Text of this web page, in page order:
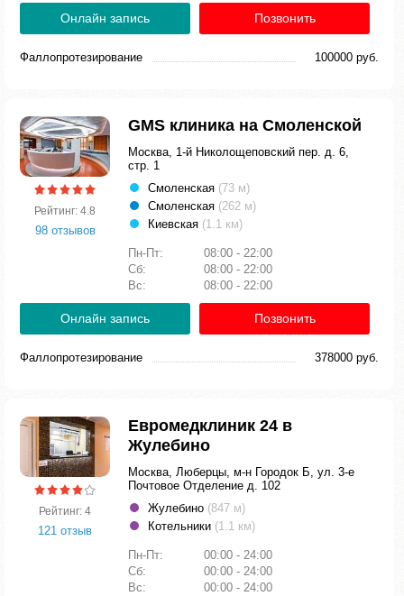
Онлайн запись Позвонить
Фаллопротезирование 100000 руб.
Рейтинг: 4.8
98 отзывов
GMS клиника на Смоленской
Москва, 1-й Николощеповский пер. д. 6,
стр. 1
Смоленская (73 м)
Смоленская (262 м)
Киевская (1.1 км)
Пн-Пт:
08:00 - 22:00
Сб:
08:00 - 22:00
Вс:
08:00 - 22:00
Онлайн запись Позвонить
Фаллопротезирование 378000 руб.
Рейтинг: 4
121 отзыв
Евромедклиник 24 в
Жулебино
Москва, Люберцы, м-н Городок Б, ул. 3-е
Почтовое Отделение д. 102
Жулебино (847 м)
Котельники (1.1 км)
Пн-Пт:
00:00 - 24:00
Сб:
00:00 - 24:00
Вс:
00:00 - 24:00